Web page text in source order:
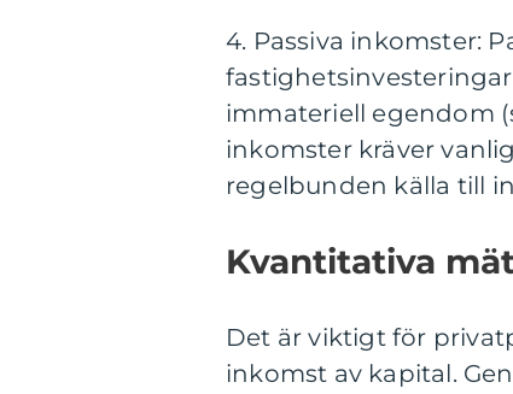
4. Passiva inkomster:
immateriell egendom
inkomster kräver
regelbunden källa till
Kvantitativa
Det är viktigt för
inkomst av kapital.